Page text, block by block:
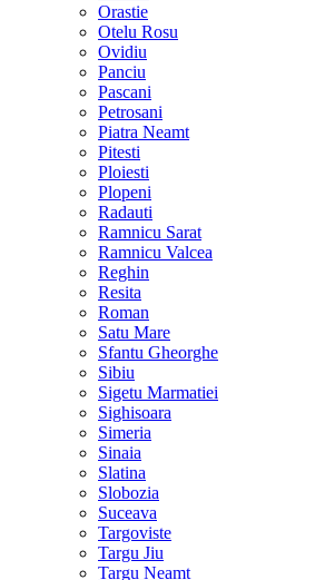
Orastie
Otelu Rosu
Ovidiu
Panciu
Pascani
Petrosani
Piatra Neamt
Pitesti
Ploiesti
Plopeni
Radauti
Ramnicu Sarat
Ramnicu Valcea
Reghin
Resita
Roman
Satu Mare
Sfantu Gheorghe
Sibiu
Sigetu Marmatiei
Sighisoara
Simeria
Sinaia
Slatina
Slobozia
Suceava
Targoviste
Targu Jiu
Targu Neamt